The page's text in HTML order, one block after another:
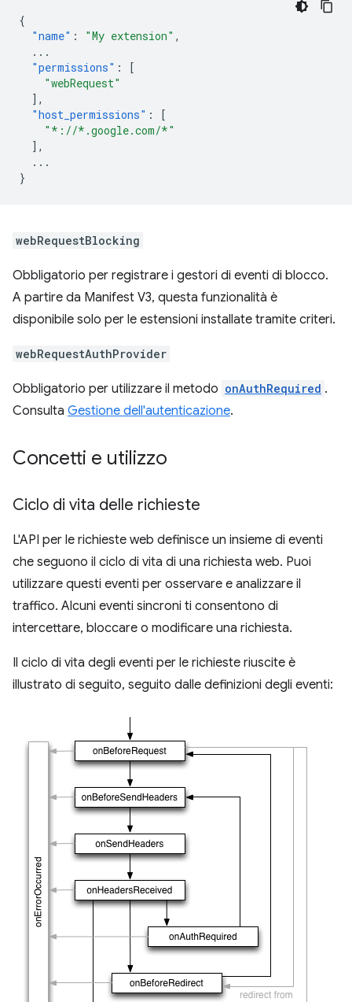
{
"name" : "My extension" ,
...
"permissions" :
[
"webRequest"
],
"host_permissions" :
[
"*://*.google.com/*"
],
...
}
webRequestBlocking
Obbligatorio per registrare i gestori di eventi di blocco.
A partire da Manifest V3, questa funzionalità è
disponibile solo per le estensioni installate tramite criteri.
webRequestAuthProvider
Obbligatorio per utilizzare il metodo onAuthRequired .
Consulta Gestione dell'autenticazione.
Concetti e utilizzo
Ciclo di vita delle richieste
L'API per le richieste web definisce un insieme di eventi
che seguono il ciclo di vita di una richiesta web. Puoi
utilizzare questi eventi per osservare e analizzare il
traffico. Alcuni eventi sincroni ti consentono di
intercettare, bloccare o modificare una richiesta.
Il ciclo di vita degli eventi per le richieste riuscite è
illustrato di seguito, seguito dalle definizioni degli eventi: